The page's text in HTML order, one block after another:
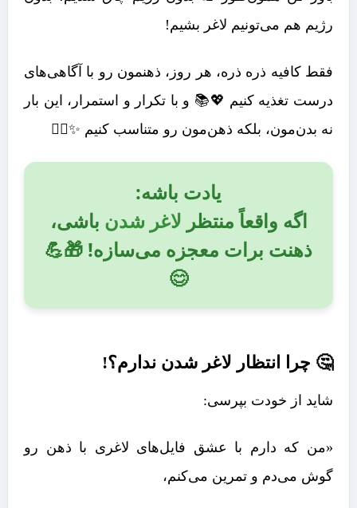
رژیم هم می‌تونیم لاغر بشیم!
فقط کافیه ذره ذره، هر روز، ذهنمون رو با آگاهی‌های
درست تغذیه کنیم 💖📚 و با تکرار و استمرار، این بار
نه بدن‌مون، بلکه ذهن‌مون رو متناسب کنیم ✨🧘‍♀️
یادت باشه:
اگه واقعاً منتظر لاغر شدن باشی،
ذهنت برات معجزه می‌سازه! 🎁💪
😊
🤔 چرا انتظار لاغر شدن ندارم؟!
شاید از خودت بپرسی:
«من که دارم با عشق فایل‌های لاغری با ذهن رو
گوش می‌دم و تمرین می‌کنم،